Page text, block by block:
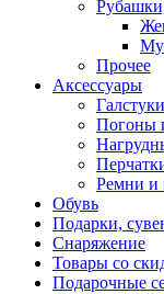
Прочее
Аксессуары
Погоны
Ремни и
Обувь
Подарки,
Снаряжение
Товары со
Подарочные